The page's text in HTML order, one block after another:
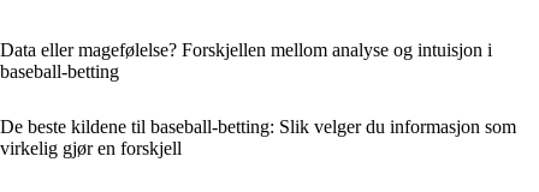
Data eller magefølelse? Forskjellen mellom analyse og intuisjon i
baseball-betting
De beste kildene til baseball-betting: Slik velger du informasjon som
virkelig gjør en forskjell